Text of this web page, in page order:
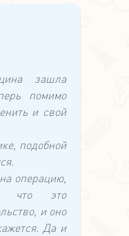
зашла
помимо
и свой
подобной
операцию,
что это
и оно
Да и